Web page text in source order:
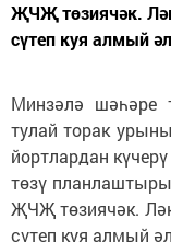
ҖЧҖ төзиячәк.
сүтеп куя алмый
Минзәлә шәһәре
тулай торак
йортлардан
төзү
ҖЧҖ төзиячәк.
сүтеп куя алмый